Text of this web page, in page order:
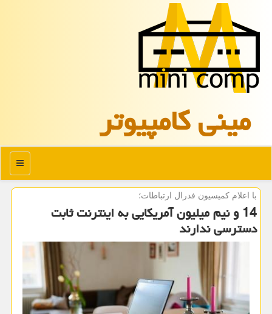
مینی كامپیوتر
منو
با اعلام كمیسیون فدرال ارتباطات؛
14 و نیم میلیون آمریكایی به اینترنت ثابت
دسترسی ندارند